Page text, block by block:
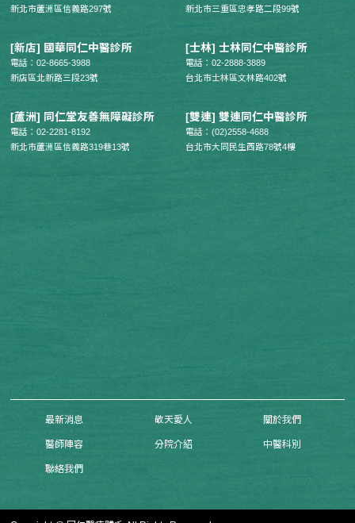
新北市蘆洲區信義路297號
新北市三重區忠孝路二段99號
[新店] 國華同仁中醫診所
電話：02-8665-3988
新店區北新路三段23號
[士林] 士林同仁中醫診所
電話：02-2888-3889
台北市士林區文林路402號
[蘆洲] 同仁堂友善無障礙診所
電話：02-2281-8192
新北市蘆洲區信義路319巷13號
[雙連] 雙連同仁中醫診所
電話：(02)2558-4688
台北市大同民生西路78號4樓
最新消息 敬天愛人 關於我們
醫師陣容 分院介紹 中醫科別
聯絡我們